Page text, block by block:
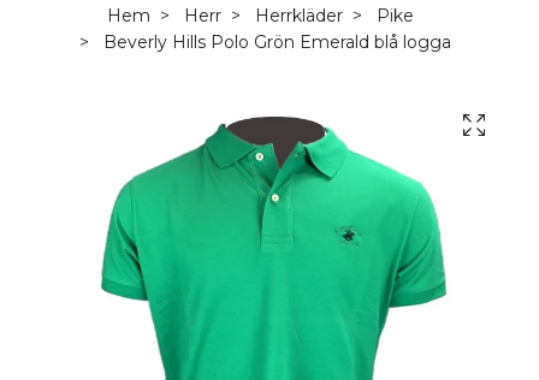
Hem Herr Herrkläder
Pike
Beverly Hills Polo Grön Emerald blå logga